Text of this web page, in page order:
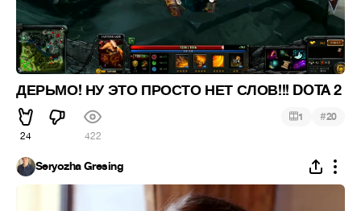
ДЕРЬМО! НУ ЭТО ПРОСТО НЕТ СЛОВ!!! DOTA 2
24 422
1 #20
Seryozha Gresing